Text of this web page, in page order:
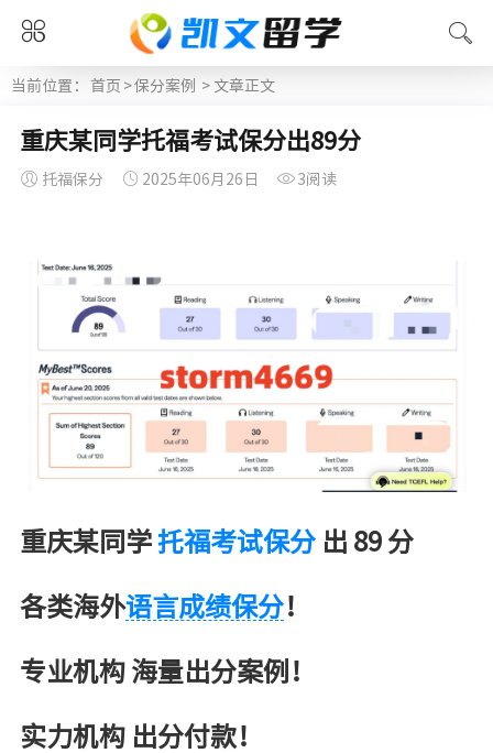
当前位置： 首页 >保分案例 > 文章正文
重庆某同学托福考试保分出89分
托福保分 2025年06月26日 3阅读
重庆某同学 托福考试保分出 89 分
各类海外语言成绩保分！
专业机构 海量出分案例！
实力机构 出分付款！